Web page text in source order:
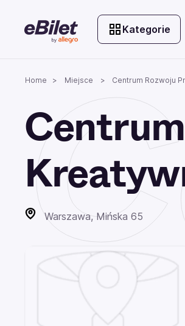
Kategorie
Home Miejsce Centrum Rozwoju
Warszawa, Mińska 65